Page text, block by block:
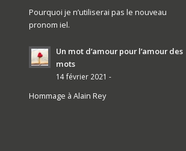
Pourquoi je n’utiliserai pas le nouveau
pronom iel.
Un mot d’amour pour l’amour des
mots
14 février 2021 -
Hommage à Alain Rey